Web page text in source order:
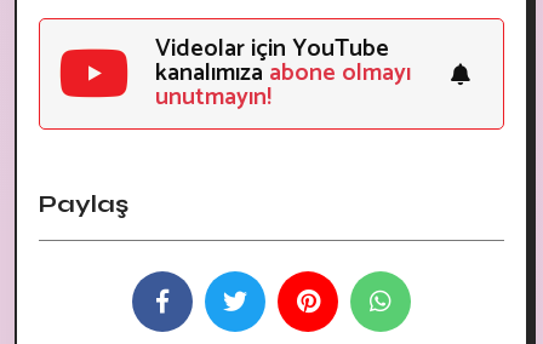
Videolar için YouTube
kanalımızaabone olmayı
unutmayın!
Paylaş